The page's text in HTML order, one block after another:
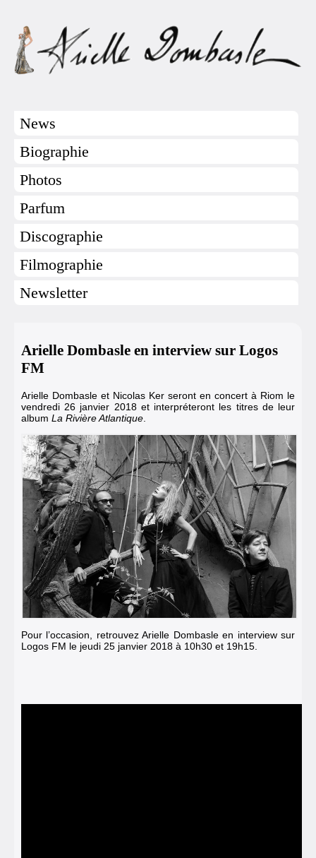
News
Biographie
Photos
Parfum
Discographie
Filmographie
Newsletter
Arielle Dombasle en interview sur Logos
FM
Arielle Dombasle et Nicolas Ker seront en concert à Riom le
vendredi 26 janvier 2018et interpréteront les titres de leur
album La Rivière Atlantique
Pour l’occasion, retrouvez Arielle Dombasle en interview sur
Logos FM le jeudi 25 janvier 2018 à 10h30 et 19h15.